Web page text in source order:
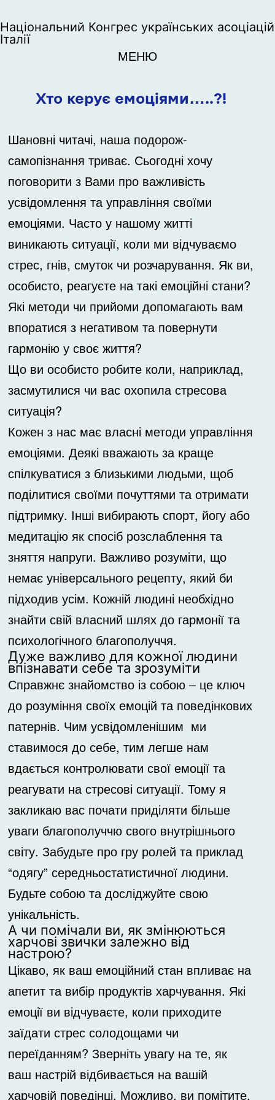
Національний Конгрес українських асоціацій
Італії
МЕНЮ
Хто керує емоціями…..?!
Шановні читачі, наша подорож-
самопізнання триває. Сьогодні хочу
поговорити з Вами про важливість
усвідомлення та управління своїми
емоціями. Часто у нашому житті
виникають ситуації, коли ми відчуваємо
стрес, гнів, смуток чи розчарування. Як ви,
особисто, реагуєте на такі емоційні стани?
Які методи чи прийоми допомагають вам
впоратися з негативом та повернути
гармонію у своє життя?
Що ви особисто робите коли, наприклад,
засмутилися чи вас охопила стресова
ситуація?
Кожен з нас має власні методи управління
емоціями. Деякі вважають за краще
спілкуватися з близькими людьми, щоб
поділитися своїми почуттями та отримати
підтримку. Інші вибирають спорт, йогу або
медитацію як спосіб розслаблення та
зняття напруги. Важливо розуміти, що
немає універсального рецепту, який би
підходив усім. Кожній людині необхідно
знайти свій власний шлях до гармонії та
психологічного благополуччя.
Дуже важливо для кожної людини
впізнавати себе та зрозуміти
Справжнє знайомство із собою – це ключ
до розуміння своїх емоцій та поведінкових
патернів. Чим усвідомленішим ми
ставимося до себе, тим легше нам
вдається контролювати свої емоції та
реагувати на стресові ситуації. Тому я
закликаю вас почати приділяти більше
уваги благополуччю свого внутрішнього
світу. Забудьте про гру ролей та приклад
“одягу” середньостатистичної людини.
Будьте собою та досліджуйте свою
унікальність.
А чи помічали ви, як змінюються
харчові звички залежно від
настрою?
Цікаво, як ваш емоційний стан впливає на
апетит та вибір продуктів харчування. Які
емоції ви відчуваєте, коли приходите
заїдати стрес солодощами чи
переїданням? Зверніть увагу на те, як
ваш настрій відбивається на вашій
харчовій поведінці. Можливо, ви помітите,